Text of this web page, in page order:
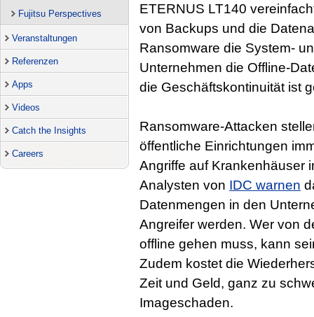
Fujitsu Perspectives
Veranstaltungen
Referenzen
Apps
Videos
Catch the Insights
Careers
ETERNUS LT140
von Backups und die
Ransomware die System-
Unternehmen die Offline-
die Geschäftskontinuität ist
Ransomware-Attacken
öffentliche Einrichtungen
Angriffe auf Krankenhäuser
Analysten von IDC warnen
Datenmengen in den
Angreifer werden. Wer von
offline gehen muss, kann
Zudem kostet die
Zeit und Geld, ganz zu
Imageschaden.